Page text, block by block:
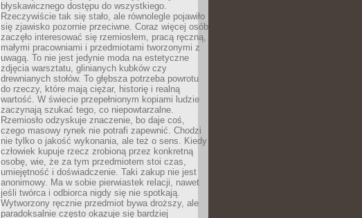
błyskawicznego dostępu do wszystkiego.
Rzeczywiście tak się stało, ale równolegle pojawiło
się zjawisko pozornie przeciwne. Coraz więcej osób
zaczęło interesować się rzemiosłem, pracą ręczną,
małymi pracowniami i przedmiotami tworzonymi z
uwagą. To nie jest jedynie moda na estetyczne
zdjęcia warsztatu, glinianych kubków czy
drewnianych stołów. To głębsza potrzeba powrotu
do rzeczy, które mają ciężar, historię i realną
wartość. W świecie przepełnionym kopiami ludzie
zaczynają szukać tego, co niepowtarzalne.
Rzemiosło odzyskuje znaczenie, bo daje coś,
czego masowy rynek nie potrafi zapewnić. Chodzi
nie tylko o jakość wykonania, ale też o sens. Kiedy
człowiek kupuje rzecz zrobioną przez konkretną
osobę, wie, że za tym przedmiotem stoi czas,
umiejętność i doświadczenie. Taki zakup nie jest
anonimowy. Ma w sobie pierwiastek relacji, nawet
jeśli twórca i odbiorca nigdy się nie spotkają.
Wytworzony ręcznie przedmiot bywa droższy, ale
paradoksalnie często okazuje się bardziej